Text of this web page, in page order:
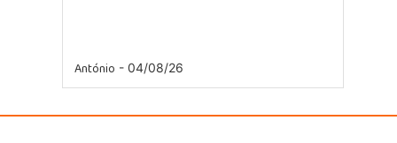
António - 04/08/26